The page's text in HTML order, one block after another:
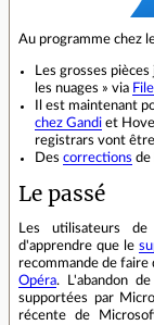
Au programme chez
Les grosses
les nuages » via
Il est maintenant
chez Gandi et
registrars vont
Des corrections de
Le passé
Les utilisateurs
d'apprendre que le
recommande de faire
Opéra. L'abandon
supportées par
récente de